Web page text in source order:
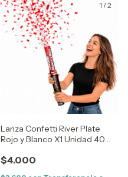
1 /2
Lanza Confetti River Plate
Rojo y Blanco X1 Unidad 40
$4.000